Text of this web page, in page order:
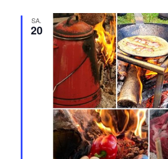
SA.
20